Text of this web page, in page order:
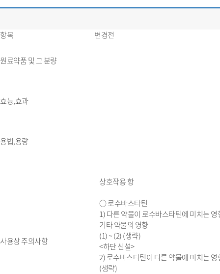
항목 변경전
원료약품 및 그 분량
효능,효과
용법,용량
사용상 주의사항
상호작용 항
○ 로수바스타틴
1) 다른 약물이 로수바스타틴에 미치는 영
기타 약물의 영향
(1) ~ (2) (생략)
<하단 신설>
2) 로수바스타틴이 다른 약물에 미치는 영
(생략)